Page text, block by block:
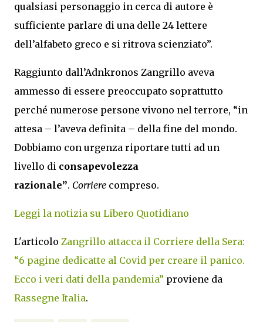
qualsiasi personaggio in cerca di autore è
sufficiente parlare di una delle 24 lettere
dell’alfabeto greco e si ritrova scienziato”.
Raggiunto dall’Adnkronos Zangrillo aveva
ammesso di essere preoccupato soprattutto
perché numerose persone vivono nel terrore, “in
attesa – l’aveva definita – della fine del mondo.
Dobbiamo con urgenza riportare tutti ad un
livello di consapevolezza
razionale”. Corriere compreso.
Leggi la notizia su Libero Quotidiano
L'articolo Zangrillo attacca il Corriere della Sera:
“6 pagine dedicatte al Covid per creare il panico.
Ecco i veri dati della pandemia” proviene da
Rassegne Italia.